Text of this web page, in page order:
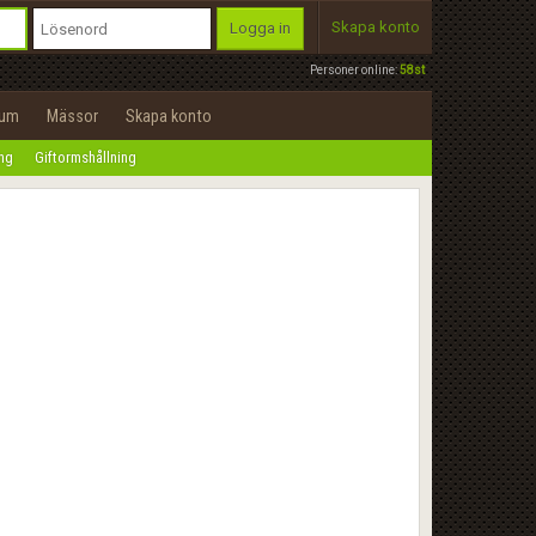
Personer online:58st
Logga in Skapa konto
Mässor Skapa konto
Giftormshållning